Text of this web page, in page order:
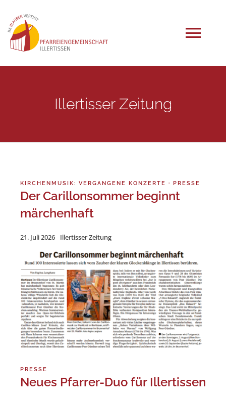
Inhalt
springen
GRUPPEN
EINRICHTUNGEN
KIRCHENMUSIK
KONTAKT
Illertisser Zeitung
KIRCHENMUSIK: VERGANGENE KONZERTE · PRESSE
Der Carillonsommer beginnt
märchenhaft
21. Juli 2026 Illertisser Zeitung
PRESSE
Neues Pfarrer-Duo für Illertissen